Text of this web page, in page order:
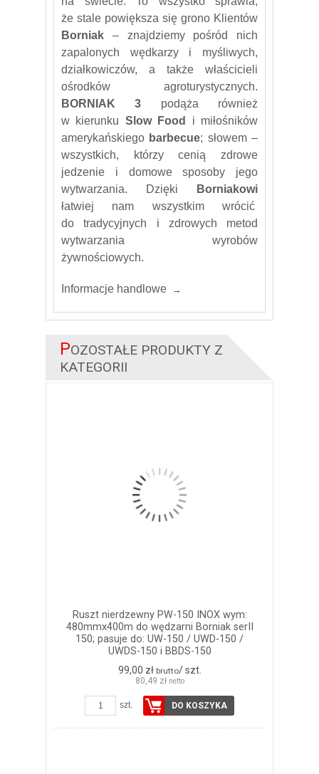
że stale powiększa się grono Klientów
Borniak – znajdziemy pośród nich
zapalonych wędkarzy i myśliwych,
działkowiczów, a także właścicieli
ośrodków agroturystycznych.
BORNIAK 3 podąża również
w kierunku Slow Food i miłośników
amerykańskiego barbecue; słowem –
wszystkich, którzy cenią zdrowe
jedzenie i domowe sposoby jego
wytwarzania. Dzięki
Borniakowi
łatwiej nam wszystkim wrócić
do tradycyjnych i zdrowych metod
wytwarzania wyrobów
żywnościowych.
Informacje handlowe
POZOSTAŁE PRODUKTY Z
KATEGORII
Ruszt nierdzewny PW-150 INOX wym:
480mmx400m do wędzarni Borniak serII
150; pasuje do: UW-150 / UWD-150 /
UWDS-150 i BBDS-150
99,00 zł brutto/ szt.
80,49 zł netto
szt. DO KOSZYKA